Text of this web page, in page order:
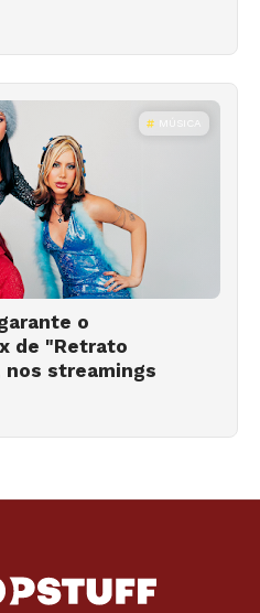
MÚSICA
o
de "Retrato
nos streamings